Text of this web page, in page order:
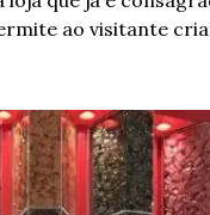
ao visitante